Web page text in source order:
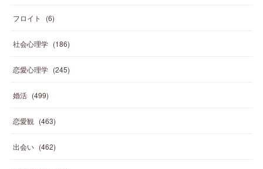
フロイト (6)
社会心理学 (186)
恋愛心理学 (245)
婚活 (499)
恋愛観 (463)
出会い (462)